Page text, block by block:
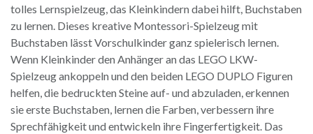
tolles Lernspielzeug, das Kleinkindern dabei hilft, Buchstaben
zu lernen. Dieses kreative Montessori-Spielzeug mit
Buchstaben lässt Vorschulkinder ganz spielerisch lernen.
Wenn Kleinkinder den Anhänger an das LEGO LKW-
Spielzeug ankoppeln und den beiden LEGO DUPLO Figuren
helfen, die bedruckten Steine auf- und abzuladen, erkennen
sie erste Buchstaben, lernen die Farben, verbessern ihre
Sprechfähigkeit und entwickeln ihre Fingerfertigkeit. Das